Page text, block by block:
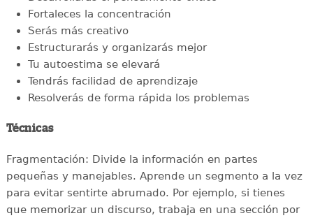
Fortaleces la concentración
Serás más creativo
Estructurarás y organizarás mejor
Tu autoestima se elevará
Tendrás facilidad de aprendizaje
Resolverás de forma rápida los problemas
Técnicas
Fragmentación: Divide la información en partes
pequeñas y manejables. Aprende un segmento a la vez
para evitar sentirte abrumado. Por ejemplo, si tienes
que memorizar un discurso, trabaja en una sección por